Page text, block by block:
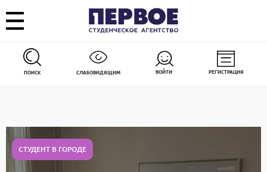
ПОИСК СЛАБОВИДЯЩИМ ВОЙТИ РЕГИСТРАЦИЯ
СТУДЕНТ В ГОРОДЕ